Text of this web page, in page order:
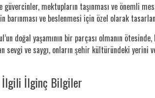
güvercinler, mektupların taşınması ve önemli
barınması ve beslenmesi için özel olarak
doğal yaşamının bir parçası olmanın
sevgi ve saygı, onların şehir kültüründeki yerini
İlgili İlginç Bilgiler